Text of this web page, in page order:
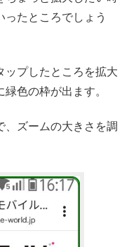
たところでしょう
ップしたところを拡大
色の枠が出ます。
、ズームの大きさを調